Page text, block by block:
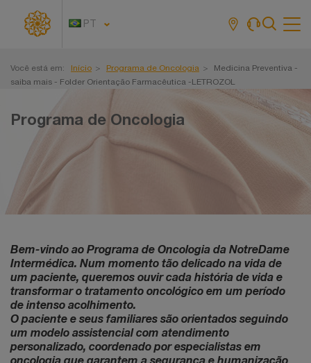
PT
Você está em: Início Programa de Oncologia
Medicina Preventiva -
saiba mais - Folder Orientação Farmacêutica -LETROZOL
Programa de Oncologia
Bem-vindo ao Programa de Oncologia da NotreDame
Intermédica. Num momento tão delicado na vida de
um paciente, queremos ouvir cada história de vida e
transformar o tratamento oncológico em um período
de intenso acolhimento.
O paciente e seus familiares são orientados seguindo
um modelo assistencial com atendimento
personalizado, coordenado por especialistas em
oncologia que garantem a segurança e humanização